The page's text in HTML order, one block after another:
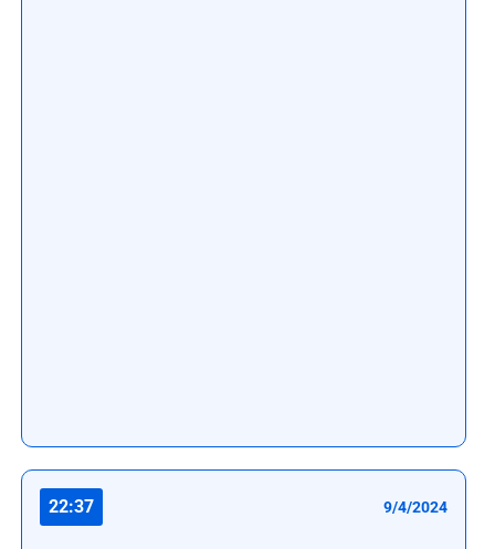
22:37 9/4/2024